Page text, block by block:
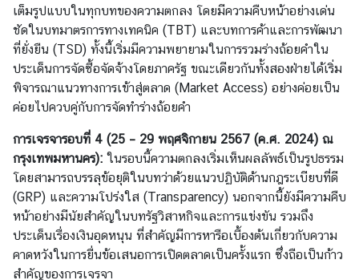
ค
ว
า
ม
สั
ม
พั
น
ธ์
ไ
ท
ย
-
ลั
เต็มรูปแบบในทุกบทของความตกลง โดยมีความคืบหน้าอย่างเด่น
ชัดในบทมาตรการทางเทคนิค (TBT) และบทการค้าและการพัฒนา
ที่ยั่งยืน (TSD) ทั้งนี้เริ่มมีความพยายามในการรวมร่างถ้อยคำใน
ประเด็นการจัดซื้อจัดจ้างโดยภาครัฐ ขณะเดียวกันทั้งสองฝ่ายได้เริ่ม
พิจารณาแนวทางการเข้าสู่ตลาด (Market Access) อย่างค่อยเป็น
ค่อยไปควบคู่กับการจัดทำร่างถ้อยคำ
การเจรจารอบที่ 4 (25 – 29 พฤศจิกายน 2567 (ค.ศ. 2024) ณ
กรุงเทพมหานคร): ในรอบนี้ความตกลงเริ่มเห็นผลลัพธ์เป็นรูปธรรม
โดยสามารถบรรลุข้อยุติในบทว่าด้วยแนวปฏิบัติด้านกฎระเบียบที่ดี
(GRP) และความโปร่งใส (Transparency) นอกจากนี้ยังมีความคืบ
หน้าอย่างมีนัยสำคัญในบทรัฐวิสาหกิจและการแข่งขัน รวมถึง
ประเด็นเรื่องเงินอุดหนุน ที่สำคัญมีการหารือเบื้องต้นเกี่ยวกับความ
คาดหวังในการยื่นข้อเสนอการเปิดตลาดเป็นครั้งแรก ซึ่งถือเป็นก้าว
สำคัญของการเจรจา